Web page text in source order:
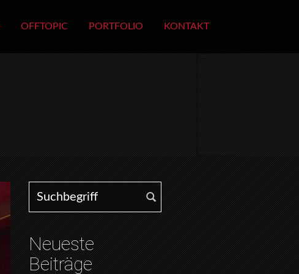
OFFTOPIC PORTFOLIO KONTAKT
Search for:
Neueste
Beiträge